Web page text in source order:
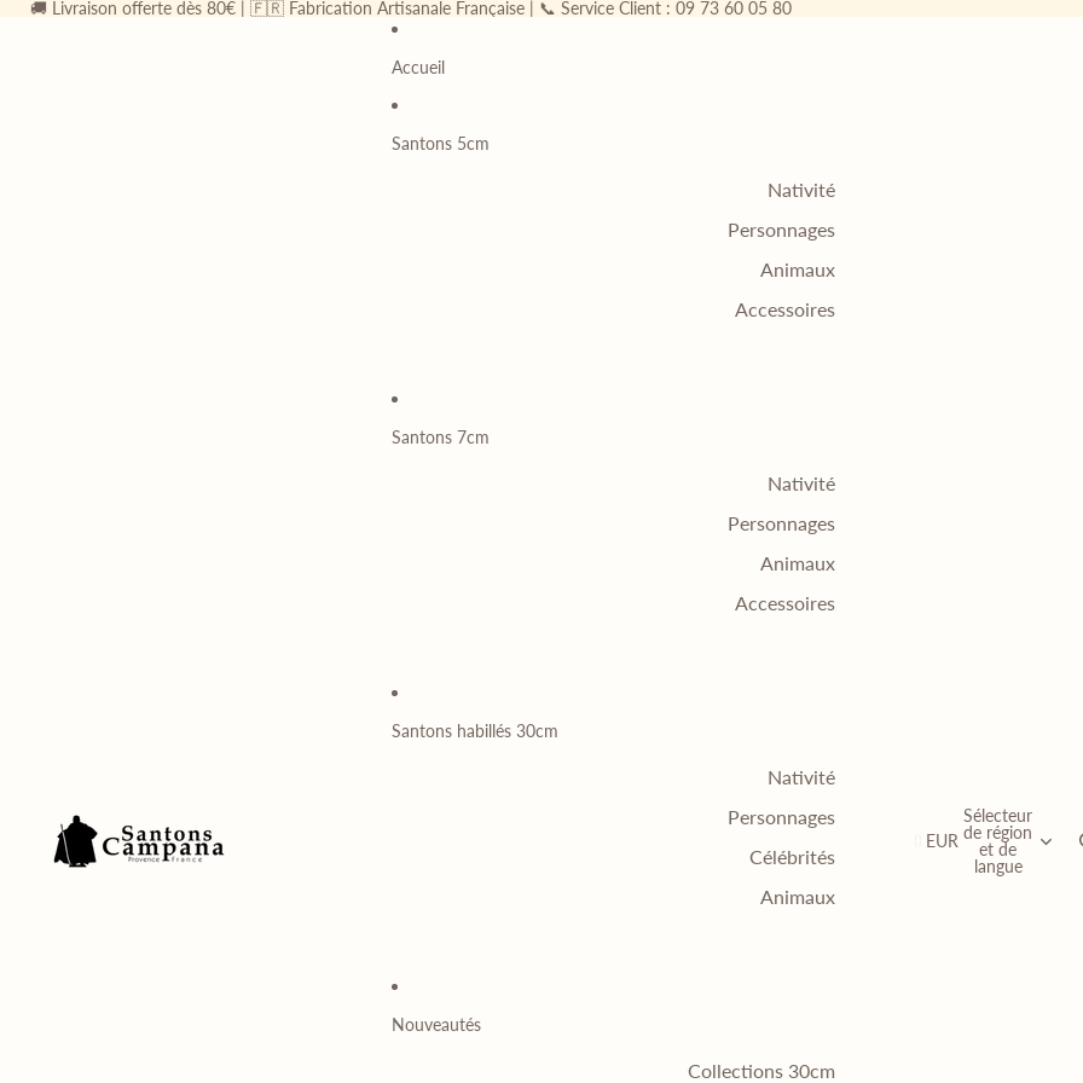
🚚 Livraison offerte dès 80€ | 🇫🇷 Fabrication Artisanale Française | 📞 Service Client : 09 73 60 05 80
Accueil
Santons 5cm
Nativité
Personnages
Animaux
Accessoires
Santons 7cm
Nativité
Personnages
Animaux
Accessoires
Santons habillés 30cm
Nativité
Personnages
Célébrités
Animaux
Nouveautés
Collections 30cm
EUR
Sélecteur
de région
et de
langue